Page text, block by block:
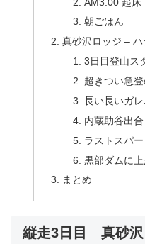
朝ごはん
真砂沢ロッジ –
3日目登山ス
超きつい急
長い長いガ
内蔵助谷出
ラストスパ
黒部ダムに上
まとめ
縦走3日目 真砂沢